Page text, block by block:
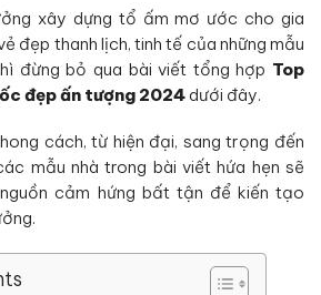
xây dựng tổ ấm mơ ước cho gia
đẹp thanh lịch, tinh tế của những mẫu
đừng bỏ qua bài viết tổng hợp Top
đẹp ấn tượng 2024 dưới đây.
cách, từ hiện đại, sang trọng đến
mẫu nhà trong bài viết hứa hẹn sẽ
cảm hứng bất tận để kiến tạo